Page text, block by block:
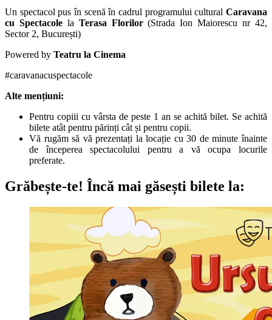
Un spectacol pus în scenă în cadrul programului cultural Caravana
cu Spectacolela Terasa Florilor(Strada Ion Maiorescu nr 42,
Sector 2, București)
Powered by Teatru la Cinema
#caravanacuspectacole
Alte mențiuni:
Pentru copiii cu vârsta de peste 1 an se achită bilet. Se achită
bilete atât pentru părinți cât și pentru copii.
Vă rugăm să vă prezentați la locație cu 30 de minute înainte
de începerea spectacolului pentru a vă ocupa locurile
preferate.
Grăbește-te! Încă mai găsești bilete la: